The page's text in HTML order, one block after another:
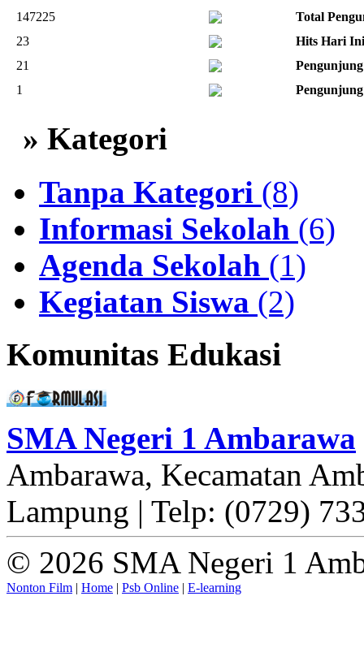
147225
Total
23
Hits Hari Ini
21
1
» Kategori
Tanpa Kategori (8)
Informasi Sekolah (6)
Agenda Sekolah (1)
Kegiatan Siswa (2)
Komunitas Edukasi
SMA Negeri 1 Ambarawa
Ambarawa, Kecamatan
Lampung | Telp: (0729)
© 2026 SMA Negeri 1
Nonton Film | Home | Psb Online | E-learning